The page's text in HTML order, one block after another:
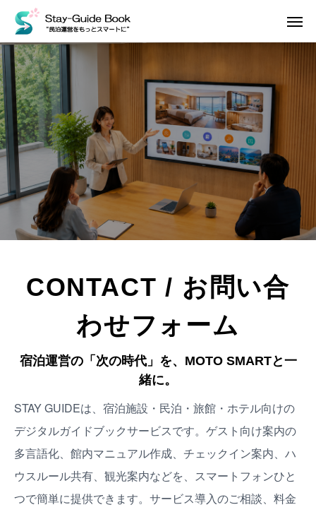
CONTACT / お問い合
わせフォーム
宿泊運営の「次の時代」を、MOTO SMARTと一
緒に。
STAY GUIDEは、宿泊施設・民泊・旅館・ホテル向けの
デジタルガイドブックサービスです。ゲスト向け案内の
多言語化、館内マニュアル作成、チェックイン案内、ハ
ウスルール共有、観光案内などを、スマートフォンひと
つで簡単に提供できます。サービス導入のご相談、料金